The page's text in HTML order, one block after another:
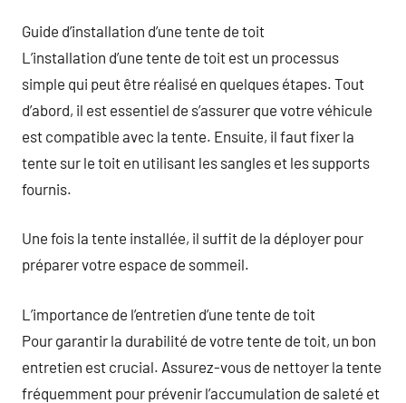
Guide d’installation d’une tente de toit
L’installation d’une tente de toit est un processus
simple qui peut être réalisé en quelques étapes. Tout
d’abord, il est essentiel de s’assurer que votre véhicule
est compatible avec la tente. Ensuite, il faut fixer la
tente sur le toit en utilisant les sangles et les supports
fournis.
Une fois la tente installée, il suffit de la déployer pour
préparer votre espace de sommeil.
L’importance de l’entretien d’une tente de toit
Pour garantir la durabilité de votre tente de toit, un bon
entretien est crucial. Assurez-vous de nettoyer la tente
fréquemment pour prévenir l’accumulation de saleté et